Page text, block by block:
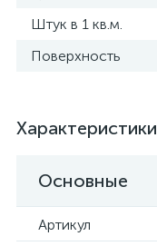
Штук в 1 кв.м.
Поверхность
Характеристики
Основные
Артикул